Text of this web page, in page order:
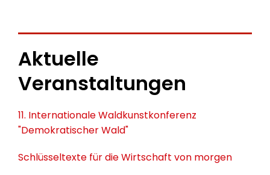
Aktuelle
Veranstaltungen
11. Internationale Waldkunstkonferenz
"Demokratischer Wald"
Schlüsseltexte für die Wirtschaft von morgen